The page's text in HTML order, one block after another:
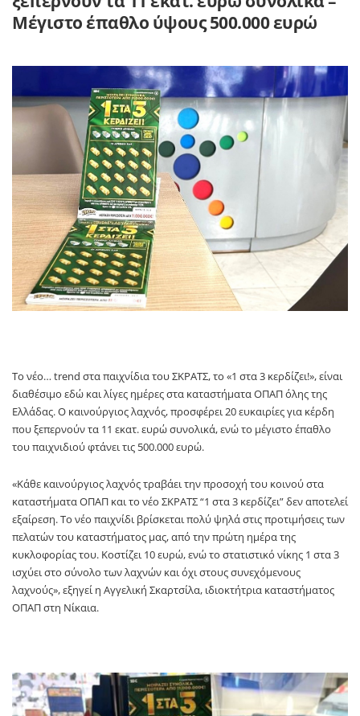
Μέγιστο έπαθλο ύψους 500.000 ευρώ
Tο νέο… trend στα παιχνίδια του ΣΚΡΑΤΣ, το «1 στα 3 κερδίζει!», είναι
διαθέσιμο εδώ και λίγες ημέρες στα καταστήματα ΟΠΑΠ όλης της
Ελλάδας. Ο καινούργιος λαχνός, προσφέρει 20 ευκαιρίες για κέρδη
που ξεπερνούν τα 11 εκατ. ευρώ συνολικά, ενώ το μέγιστο έπαθλο
του παιχνιδιού φτάνει τις 500.000 ευρώ.
«Κάθε καινούργιος λαχνός τραβάει την προσοχή του κοινού στα
καταστήματα ΟΠΑΠ και το νέο ΣΚΡΑΤΣ “1 στα 3 κερδίζει” δεν αποτελεί
εξαίρεση. Το νέο παιχνίδι βρίσκεται πολύ ψηλά στις προτιμήσεις των
πελατών του καταστήματος μας, από την πρώτη ημέρα της
κυκλοφορίας του. Κοστίζει 10 ευρώ, ενώ το στατιστικό νίκης 1 στα 3
ισχύει στο σύνολο των λαχνών και όχι στους συνεχόμενους
λαχνούς», εξηγεί η Αγγελική Σκαρτσίλα, ιδιοκτήτρια καταστήματος
ΟΠΑΠ στη Νίκαια.